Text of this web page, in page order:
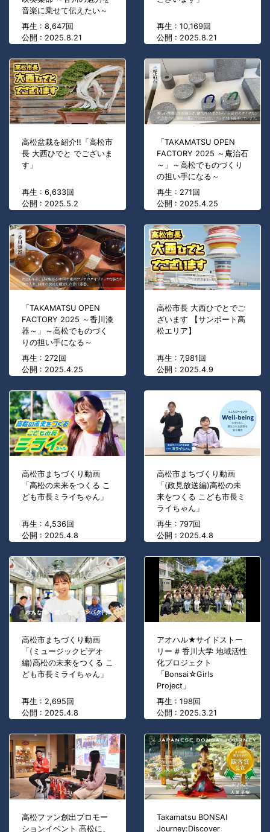
音楽に乗せて伝えたい～
再生 : 8,647回
公開 : 2025.8.21
再生 : 10,169回
公開 : 2025.8.21
高松盆栽を紹介!!「高松市
長 大西ひでと でございま
す」
再生 : 6,633回
公開 : 2025.5.2
「TAKAMATSU OPEN
FACTORY 2025 ～庵治石
～」～高松でものづくり
の担い手になる～
再生 : 271回
公開 : 2025.4.25
「TAKAMATSU OPEN
FACTORY 2025 ～香川漆
器～」～高松でものづく
りの担い手になる～
再生 : 272回
公開 : 2025.4.25
高松市長 大西ひでとでご
ざいます 【サンポート高
松エリア】
再生 : 7,981回
公開 : 2025.4.9
高松市まちづくり動画
「高松の未来をつくる こ
ども市長ミライちゃん」
再生 : 4,536回
公開 : 2025.4.8
高松市まちづくり動画
「(政見放送編)高松の未
来をつくる こども市長ミ
ライちゃん」
再生 : 797回
公開 : 2025.4.8
高松市まちづくり動画
「(ミュージックビデオ
編)高松の未来をつくる こ
ども市長ミライちゃん」
再生 : 2,695回
公開 : 2025.4.8
アオハル★サイドストー
リー # 香川大学 地域活性
化プロジェクト
「Bonsai☆Girls
Project」
再生 : 198回
公開 : 2025.3.21
高松ファン創出プロモー
ションイベント 高松に、
Takamatsu BONSAI
Journey:Discover